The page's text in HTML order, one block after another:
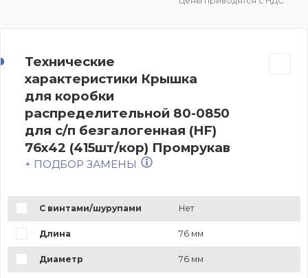
Технические
характеристики Крышка
для коробки
распределительной 80-0850
для с/п безгалогенная (HF)
76х42 (415шт/кор) Промрукав
+ ПОДБОР ЗАМЕНЫ
С винтами/шурупами Нет
Длина 76 мм
Диаметр 76 мм